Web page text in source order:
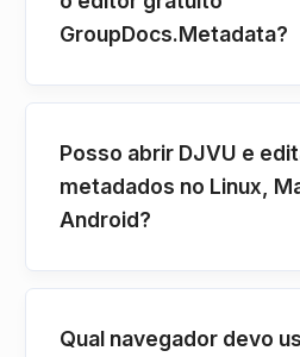
GroupDocs.Metadata?
Posso abrir DJVU e
metadados no Linux,
Android?
Qual navegador devo